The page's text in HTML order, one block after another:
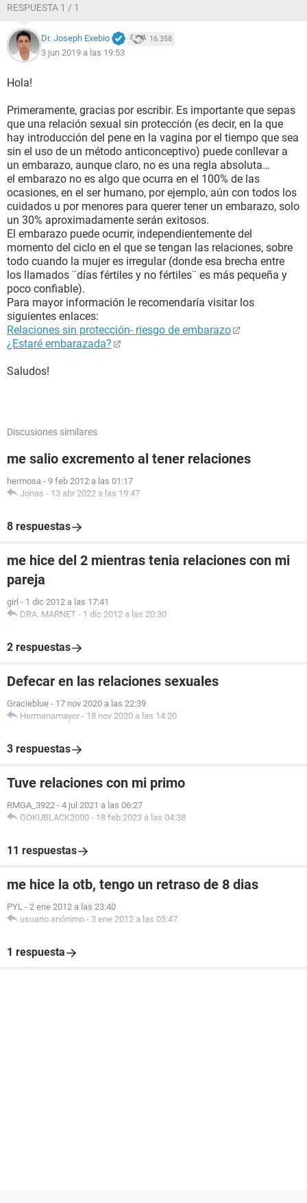
RESPUESTA 1 / 1
Dr. Joseph Exebio 16.358
3 jun 2019 a las 19:53
Hola!
Primeramente, gracias por escribir. Es importante que sepas
que una relación sexual sin protección (es decir, en la que
hay introducción del pene en la vagina por el tiempo que sea
sin el uso de un método anticonceptivo) puede conllevar a
un embarazo, aunque claro, no es una regla absoluta…
el embarazo no es algo que ocurra en el 100% de las
ocasiones, en el ser humano, por ejemplo, aún con todos los
cuidados u por menores para querer tener un embarazo, solo
un 30% aproximadamente serán exitosos.
El embarazo puede ocurrir, independientemente del
momento del ciclo en el que se tengan las relaciones, sobre
todo cuando la mujer es irregular (donde esa brecha entre
los llamados ¨días fértiles y no fértiles¨ es más pequeña y
poco confiable).
Para mayor información le recomendaría visitar los
siguientes enlaces:
Relaciones sin protección- riesgo de embarazo
¿Estaré embarazada?
Saludos!
Discusiones similares
me salio excremento al tener relaciones
hermosa - 9 feb 2012 a las 01:17
Jonas - 13 abr 2022 a las 19:47
8 respuestas
me hice del 2 mientras tenia relaciones con mi
pareja
girl - 1 dic 2012 a las 17:41
DRA. MARNET - 1 dic 2012 a las 20:30
2 respuestas
Defecar en las relaciones sexuales
Gracieblue - 17 nov 2020 a las 22:39
Hermanamayor - 18 nov 2020 a las 14:20
3 respuestas
Tuve relaciones con mi primo
RMGA_3922 - 4 jul 2021 a las 06:27
GOKUBLACK2000 - 18 feb 2023 a las 04:38
11 respuestas
me hice la otb, tengo un retraso de 8 dias
PYL - 2 ene 2012 a las 23:40
usuario anónimo - 3 ene 2012 a las 05:47
1 respuesta